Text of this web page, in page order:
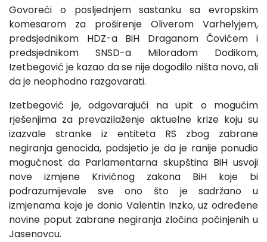
Govoreći o posljednjem sastanku sa evropskim
komesarom za proširenje Oliverom Varhelyjem,
predsjednikom HDZ-a BiH Draganom Čovićem i
predsjednikom SNSD-a Miloradom Dodikom,
Izetbegović je kazao da se nije dogodilo ništa novo, ali
da je neophodno razgovarati.
Izetbegović je, odgovarajući na upit o mogućim
rješenjima za prevazilaženje aktuelne krize koju su
izazvale stranke iz entiteta RS zbog zabrane
negiranja genocida, podsjetio je da je ranije ponudio
mogućnost da Parlamentarna skupština BiH usvoji
nove izmjene Krivičnog zakona BiH koje bi
podrazumijevale sve ono što je sadržano u
izmjenama koje je donio Valentin Inzko, uz određene
novine poput zabrane negiranja zločina počinjenih u
Jasenovcu.